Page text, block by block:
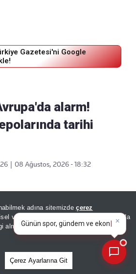
adına sitemizdeçerez
verileriniz, KVKK ve GDPR kapsamında
almak içinAydınlatma Metnimizi
Çerez Ayarlarına Git
Gazetesi'ni Google
alarm!
tarihi
08 Ağustos, 2026 - 18:32
Günün spor, gündem ve
ekonomi gelişmelerini analiz
edin!